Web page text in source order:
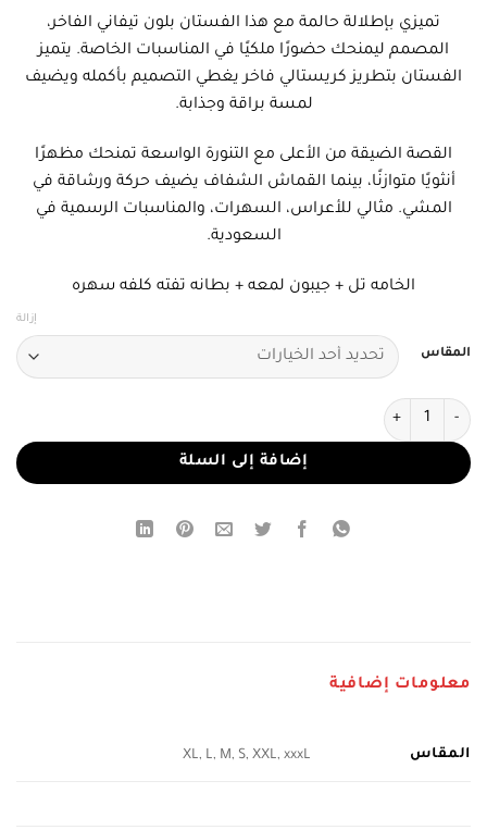
تميزي بإطلالة حالمة مع هذا الفستان بلون تيفاني الفاخر،
المصمم ليمنحك حضورًا ملكيًا في المناسبات الخاصة. يتميز
الفستان بتطريز كريستالي فاخر يغطي التصميم بأكمله ويضيف
لمسة براقة وجذابة.
القصة الضيقة من الأعلى مع التنورة الواسعة تمنحك مظهرًا
أنثويًا متوازنًا، بينما القماش الشفاف يضيف حركة ورشاقة في
المشي. مثالي للأعراس، السهرات، والمناسبات الرسمية في
السعودية.
الخامه تل + جيبون لمعه + بطانه تفته كلفه سهره
المقاس
إزالة
كمية فستان سهرة تيفاني بتطريز فاخر
إضافة إلى السلة
معلومات إضافية
المقاس XL, L, M, S, XXL, xxxL